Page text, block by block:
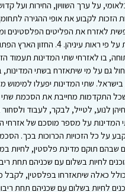
הזכות לקבוע את אופי ההגירה
לאזרח את הפליטים הפלסטינים
לאזרח את יהודי התפוצות על פי
בו לאזרחי שתי המדינות תעמוד
גם על מי שיתאזרח בשתי
בישראל. שתי המדינות יפעלו
התקדמות מחייבת את הסכמת שתי
לנוע, לטייל, לבקר, לעבוד
המדינות על מספר מוסכם של אזרחי
על כל הזכויות הכרוכות בכך.
שבהם תוקם מדינת פלסטין, לחיות
לחיות בשלום עם שכניהם תחת
כאלה שיתאזרחו בפלסטין,
לחיות בשלום עם שכניהם תחת